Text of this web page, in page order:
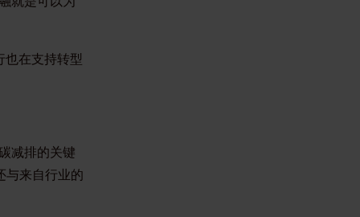
也在支持转型
减排的关键
与来自行业的